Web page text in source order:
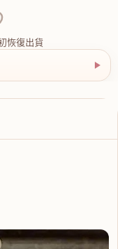
恢復出貨